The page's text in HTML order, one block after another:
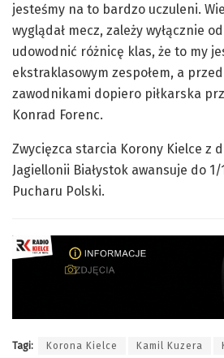
jesteśmy na to bardzo uczuleni.
wyglądał mecz, zależy wyłącznie
udowodnić różnicę klas, że to my
ekstraklasowym zespołem, a
zawodnikami dopiero piłkarska
Konrad Forenc.
Zwycięzca starcia Korony Kielce z
Jagiellonii Białystok awansuje do 1/
Pucharu Polski.
Tagi: Korona Kielce Kamil Kuzera